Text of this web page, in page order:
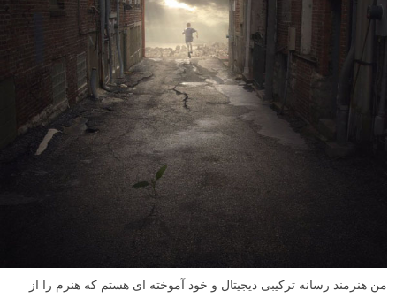
من هنرمند رسانه ترکیبی دیجیتال و خود آموخته ای هستم که هنرم را از